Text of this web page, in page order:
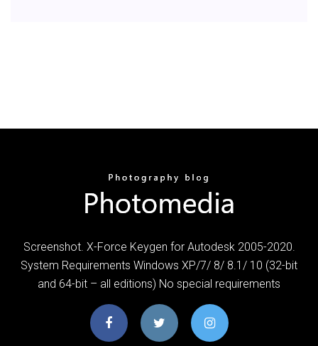
Screenshot. X-Force Keygen for Autodesk 2005-2020.
System Requirements Windows XP/7/ 8/ 8.1/ 10 (32-bit
and 64-bit – all editions) No special requirements